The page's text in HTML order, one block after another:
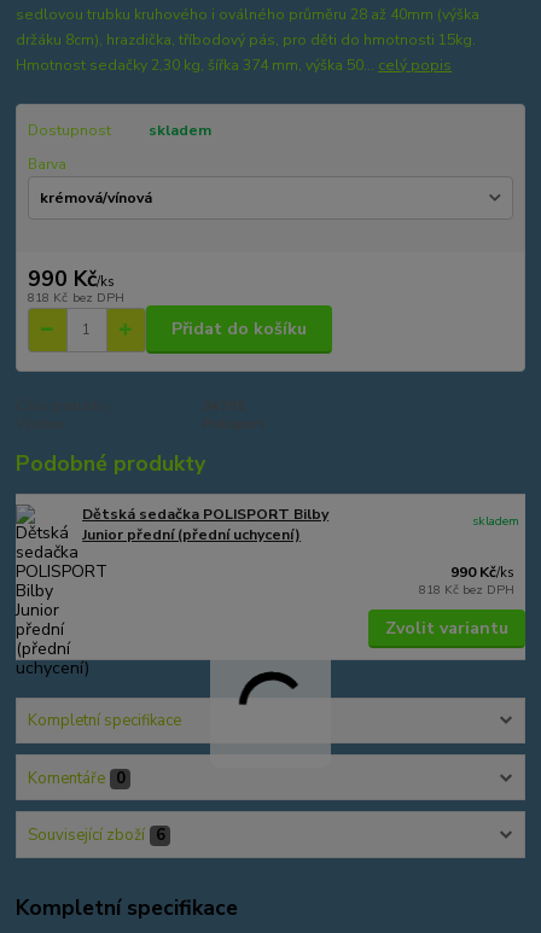
sedlovou trubku kruhového i oválného průměru 28 až 40mm (výška
držáku 8cm), hrazdička, tříbodový pás, pro děti do hmotnosti 15kg.
Hmotnost sedačky 2,30 kg, šířka 374 mm, výška 50... celý popis
Dostupnost
skladem
Barva
990 Kč/ks
818 Kč bez DPH
Přidat do košíku
Podobné produkty
Dětská sedačka POLISPORT Bilby
Junior přední (přední uchycení)
990 Kč/ks
818 Kč bez DPH
skladem
Zvolit variantu
Kompletní specifikace
Komentáře 0
Související zboží 6
Kompletní specifikace